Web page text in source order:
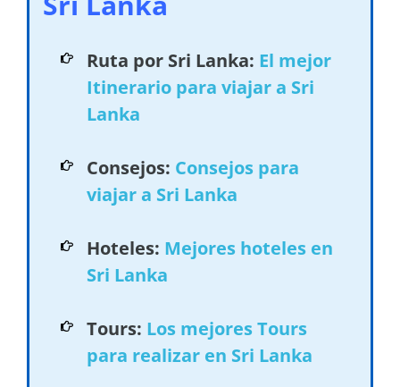
Ruta por Sri Lanka: El mejor
Itinerario para viajar a Sri
Lanka
Consejos: Consejos para
viajar a Sri Lanka
Hoteles: Mejores hoteles en
Sri Lanka
Tours: Los mejores Tours
para realizar en Sri Lanka